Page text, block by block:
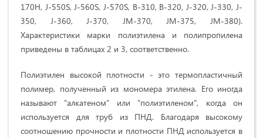
170H, J-550S, J-560S, J-570S, B-310, B-320, J-320, J-330, J-
350, J-360, J-370, JM-370, JM-375, JM-380).
Характеристики марки полиэтилена и полипропилена
приведены в таблицах 2 и 3, соответственно.
Полиэтилен высокой плотности - это термопластичный
полимер, полученный из мономера этилена. Его иногда
называют "алкатеном" или "полиэтиленом", когда он
используется для труб из ПНД. Благодаря высокому
соотношению прочности и плотности ПНД используется в